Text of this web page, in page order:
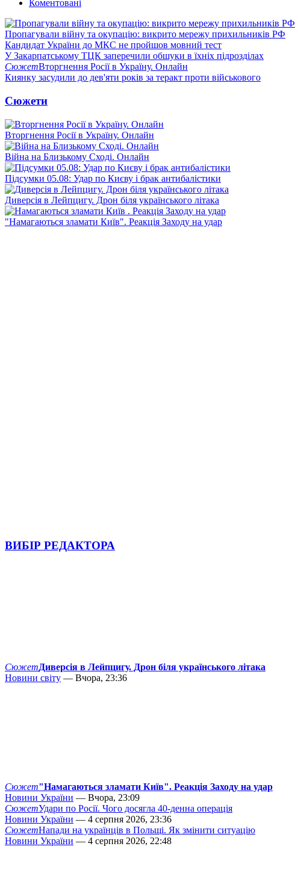
Коментовані
Пропагували війну та окупацію: викрито мережу прихильників РФ
Кандидат України до МКС не пройшов мовний тест
У Закарпатському ТЦК заперечили обшуки в їхніх підрозділах
СюжетВторгнення Росії в Україну. Онлайн
Киянку засудили до дев'яти років за теракт проти військового
Сюжети
Вторгнення Росії в Україну. Онлайн
Війна на Близькому Сході. Онлайн
Підсумки 05.08: Удар по Києву і брак антибалістики
Диверсія в Лейпцигу. Дрон біля українського літака
"Намагаються зламати Київ". Реакція Заходу на удар
ВИБІР РЕДАКТОРА
СюжетДиверсія в Лейпцигу. Дрон біля українського літака
Новини світу — Вчора, 23:36
Сюжет"Намагаються зламати Київ". Реакція Заходу на удар
Новини України — Вчора, 23:09
СюжетУдари по Росії. Чого досягла 40-денна операція
Новини України — 4 серпня 2026, 23:36
СюжетНапади на українців в Польщі. Як змінити ситуацію
Новини України — 4 серпня 2026, 22:48